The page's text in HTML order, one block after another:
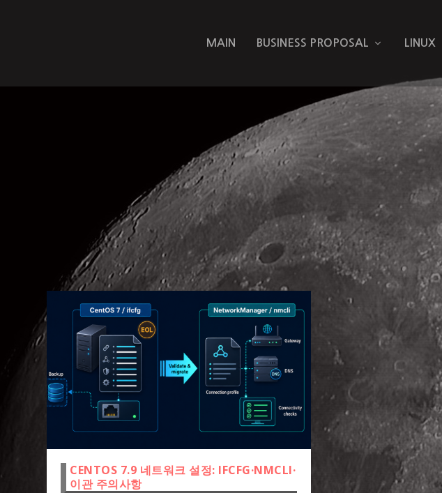
MAIN BUSINESS PROPOSAL LINUX
CENTOS 7.9 네트워크 설정: IFCFG·NMCLI·
이관 주의사항